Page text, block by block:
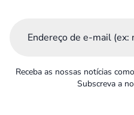
Receba as nossas notícias
Subscreva a